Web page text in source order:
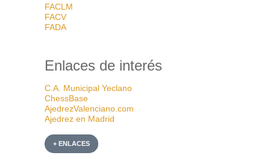
FACLM
FACV
FADA
Enlaces de interés
C.A. Municipal Yeclano
ChessBase
AjedrezValenciano.com
Ajedrez en Madrid
+ ENLACES